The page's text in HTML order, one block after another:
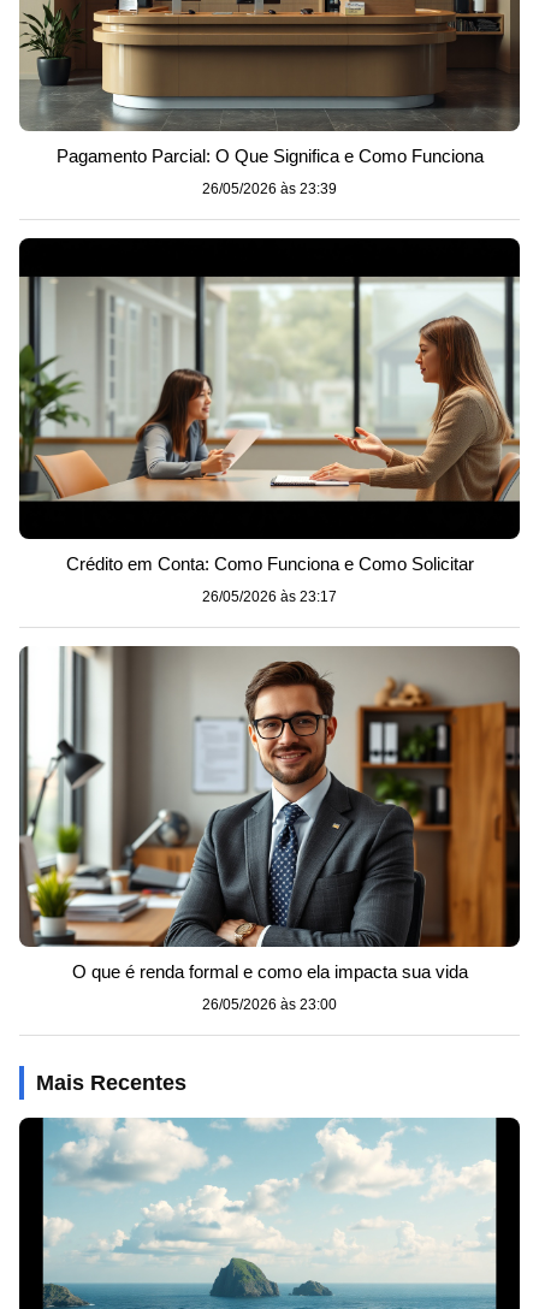
Pagamento Parcial: O Que Significa e Como Funciona
26/05/2026 às 23:39
Crédito em Conta: Como Funciona e Como Solicitar
26/05/2026 às 23:17
O que é renda formal e como ela impacta sua vida
26/05/2026 às 23:00
Mais Recentes